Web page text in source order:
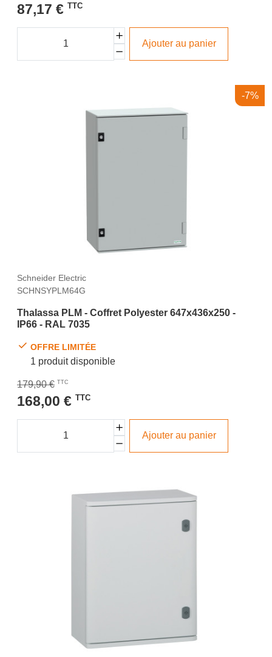
87,17 € TTC
Ajouter au panier
-7%
Schneider Electric
SCHNSYPLM64G
Thalassa PLM - Coffret Polyester 647x436x250 -
IP66 - RAL 7035
OFFRE LIMITÉE
1 produit disponible
179,90 € TTC
168,00 € TTC
Ajouter au panier